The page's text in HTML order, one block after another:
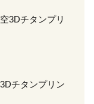
3Dチタンプリ
チタンプリン